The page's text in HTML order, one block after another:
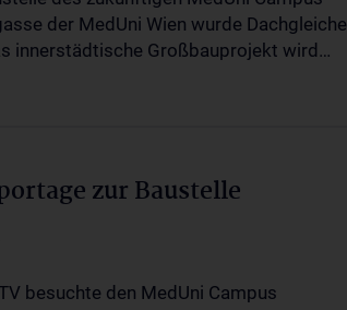
der MedUni Wien wurde Dachgleiche
innerstädtische Großbauprojekt wird…
zur Baustelle
besuchte den MedUni Campus